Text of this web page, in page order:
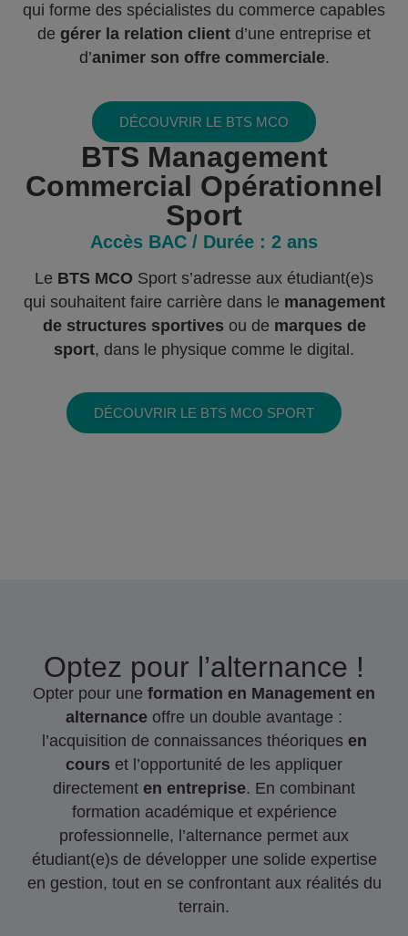
qui forme des spécialistes du commerce capables
de gérer la relation client d’une entreprise et
d’animer son offre commerciale.
DÉCOUVRIR LE BTS MCO
BTS Management
Commercial Opérationnel
Sport
Accès BAC / Durée : 2 ans
Le BTS MCO Sport s’adresse aux étudiant(e)s
qui souhaitent faire carrière dans le management
de structures sportives ou de marques de
sport, dans le physique comme le digital.
DÉCOUVRIR LE BTS MCO SPORT
Optez pour l’alternance !
Opter pour une formation en Management en
alternance offre un double avantage :
l’acquisition de connaissances théoriques en
cours et l’opportunité de les appliquer
directement en entreprise. En combinant
formation académique et expérience
professionnelle, l’alternance permet aux
étudiant(e)s de développer une solide expertise
en gestion, tout en se confrontant aux réalités du
terrain.